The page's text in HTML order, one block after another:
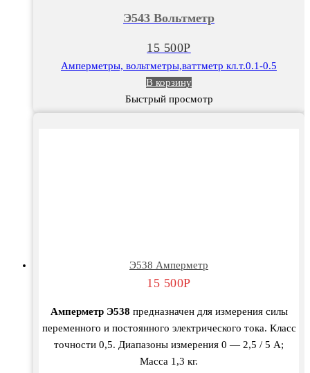
Э543 Вольтметр
15 500Р
Амперметры, вольтметры,ваттметр кл.т.0.1-0.5
В корзину
Быстрый просмотр
Э538 Амперметр
15 500Р
Амперметр Э538 предназначен для измерения силы
переменного и постоянного электрического тока. Класс
точности 0,5. Диапазоны измерения 0 — 2,5 / 5 А;
Масса 1,3 кг.